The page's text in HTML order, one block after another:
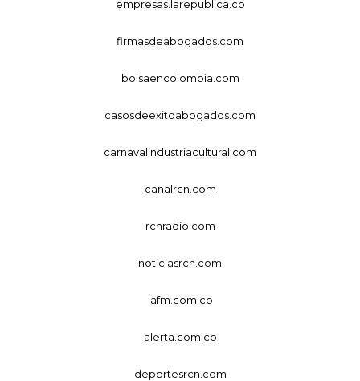
empresas.larepublica.co
firmasdeabogados.com
bolsaencolombia.com
casosdeexitoabogados.com
carnavalindustriacultural.com
canalrcn.com
rcnradio.com
noticiasrcn.com
lafm.com.co
alerta.com.co
deportesrcn.com